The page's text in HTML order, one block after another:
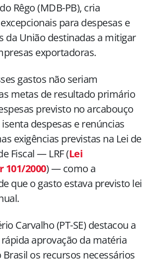
Rêgo (MDB-PB), cria
para despesas e
da União destinadas a mitigar
exportadoras.
gastos não seriam
metas de resultado primário
previsto no arcabouço
despesas e renúncias
exigências previstas na Lei de
Fiscal — LRF (Lei
2000) — como a
que o gasto estava previsto lei
Carvalho (PT-SE) destacou a
aprovação da matéria
os recursos necessários